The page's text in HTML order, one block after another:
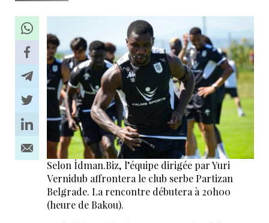
Selon İdman.Biz, l’équipe dirigée par Yuri
Vernidub affrontera le club serbe Partizan
Belgrade. La rencontre débutera à 20h00
(heure de Bakou).